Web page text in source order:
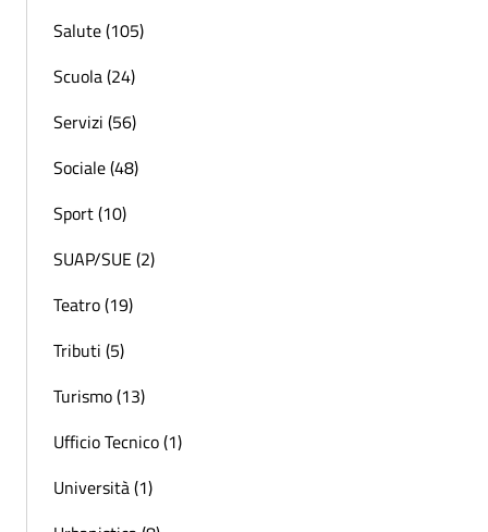
Salute (105)
Scuola (24)
Servizi (56)
Sociale (48)
Sport (10)
SUAP/SUE (2)
Teatro (19)
Tributi (5)
Turismo (13)
Ufficio Tecnico (1)
Università (1)